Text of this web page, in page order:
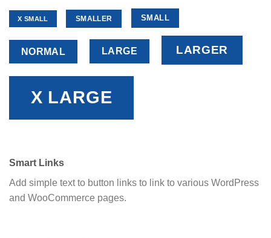
X SMALL SMALLER SMALL
NORMAL LARGE LARGER
X LARGE
Smart Links
Add simple text to button links to link to various WordPress
and WooCommerce pages.